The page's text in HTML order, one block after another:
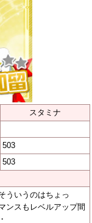
スタミナ
503
503
ういうのはちょっ
ンスもレベルアップ間